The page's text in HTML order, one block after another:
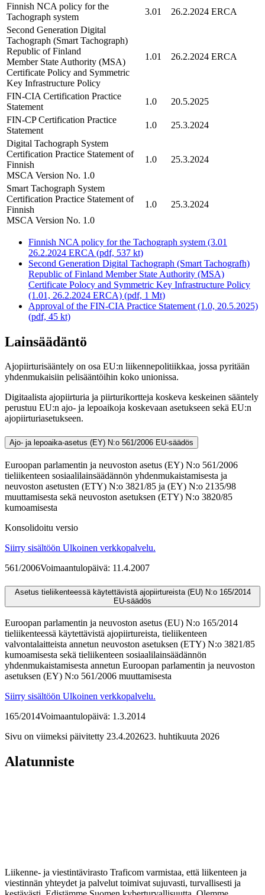
Finnish NCA policy for the
Tachograph system
3.01
26.2.2024 ERCA
Second Generation Digital
Tachograph (Smart Tachograph)
Republic of Finland
Member State Authority (MSA)
Certificate Policy and Symmetric
Key Infrastructure Policy
1.01 26.2.2024 ERCA
FIN-CIA Certification Practice
Statement
1.0
20.5.2025
FIN-CP Certification Practice
Statement
1.0
25.3.2024
Digital Tachograph System
Certification Practice Statement of
Finnish
MSCA Version No. 1.0
1.0 25.3.2024
Smart Tachograph System
Certification Practice Statement of
Finnish
MSCA Version No. 1.0
1.0 25.3.2024
Finnish NCA policy for the Tachograph system (3.01
26.2.2024 ERCA (pdf, 537 kt)
Second Generation Digital Tachograph (Smart Tachografh)
Republic of Finland Member State Authority (MSA)
Certificate Polocy and Symmetric Key Infrastructure Policy
(1.01, 26.2.2024 ERCA) (pdf, 1 Mt)
Approval of the FIN-CIA Practice Statement (1.0, 20.5.2025)
(pdf, 45 kt)
Lainsäädäntö
Ajopiirturisääntely on osa EU:n liikennepolitiikkaa, jossa pyritään
yhdenmukaisiin pelisääntöihin koko unionissa.
Digitaalista ajopiirturia ja piirturikortteja koskeva keskeinen sääntely
perustuu EU:n ajo- ja lepoaikoja koskevaan asetukseen sekä EU:n
ajopiirturiasetukseen.
Ajo- ja lepoaika-asetus (EY) N:o 561/2006 EU-säädös
Euroopan parlamentin ja neuvoston asetus (EY) N:o 561/2006
tieliikenteen sosiaalilainsäädännön yhdenmukaistamisesta ja
neuvoston asetusten (ETY) N:o 3821/85 ja (EY) N:o 2135/98
muuttamisesta sekä neuvoston asetuksen (ETY) N:o 3820/85
kumoamisesta
Konsolidoitu versio
Siirry sisältöön Ulkoinen verkkopalvelu.
561/2006Voimaantulopäivä: 11.4.2007
Asetus tieliikenteessä käytettävistä ajopiirtureista (EU) N:o 165/2014
EU-säädös
Euroopan parlamentin ja neuvoston asetus (EU) N:o 165/2014
tieliikenteessä käytettävistä ajopiirtureista, tieliikenteen
valvontalaitteista annetun neuvoston asetuksen (ETY) N:o 3821/85
kumoamisesta sekä tieliikenteen sosiaalilainsäädännön
yhdenmukaistamisesta annetun Euroopan parlamentin ja neuvoston
asetuksen (EY) N:o 561/2006 muuttamisesta
Siirry sisältöön Ulkoinen verkkopalvelu.
165/2014Voimaantulopäivä: 1.3.2014
Sivu on viimeksi päivitetty 23.4.202623. huhtikuuta 2026
Alatunniste
Liikenne- ja viestintävirasto Traficom varmistaa, että liikenteen ja
viestinnän yhteydet ja palvelut toimivat sujuvasti, turvallisesti ja